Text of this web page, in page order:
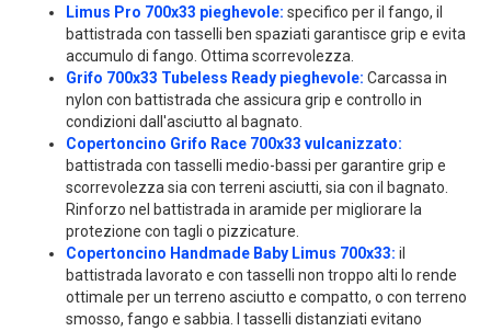
Limus Pro 700x33 pieghevole: specifico per il fango, il
battistrada con tasselli ben spaziati garantisce grip e evita
accumulo di fango. Ottima scorrevolezza.
Grifo 700x33 Tubeless Ready pieghevole: Carcassa in
nylon con battistrada che assicura grip e controllo in
condizioni dall'asciutto al bagnato.
Copertoncino Grifo Race 700x33 vulcanizzato:
battistrada con tasselli medio-bassi per garantire grip e
scorrevolezza sia con terreni asciutti, sia con il bagnato.
Rinforzo nel battistrada in aramide per migliorare la
protezione con tagli o pizzicature.
Copertoncino Handmade Baby Limus 700x33: il
battistrada lavorato e con tasselli non troppo alti lo rende
ottimale per un terreno asciutto e compatto, o con terreno
smosso, fango e sabbia. I tasselli distanziati evitano